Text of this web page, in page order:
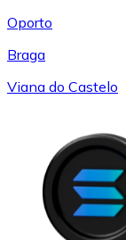
Oporto
Braga
Viana do Castelo